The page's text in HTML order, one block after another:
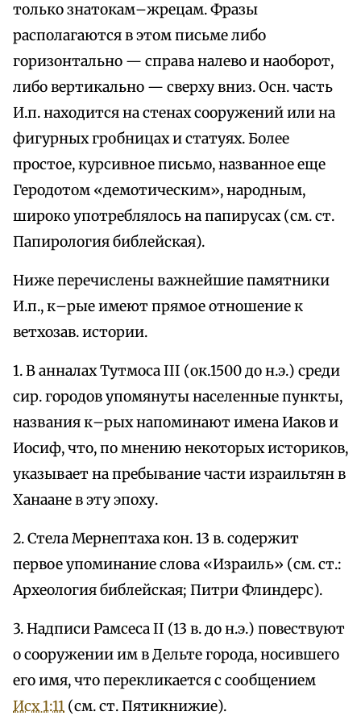
только знатокам–жрецам. Фразы
располагаются в этом письме либо
горизонтально — справа налево и наоборот,
либо вертикально — сверху вниз. Осн. часть
И.п. находится на стенах сооружений или на
фигурных гробницах и статуях. Более
простое, курсивное письмо, названное еще
Геродотом «демотическим», народным,
широко употреблялось на папирусах (см. ст.
Папирология библейская).
Ниже перечислены важнейшие памятники
И.п., к–рые имеют прямое отношение к
ветхозав. истории.
1. В анналах Тутмоса III (ок.1500 до н.э.) среди
сир. городов упомянуты населенные пункты,
названия к–рых напоминают имена Иаков и
Иосиф, что, по мнению некоторых историков,
указывает на пребывание части израильтян в
Ханаане в эту эпоху.
2. Стела Мернептаха кон. 13 в. содержит
первое упоминание слова «Израиль» (см. ст.:
Археология библейская; Питри Флиндерс).
3. Надписи Рамсеса II (13 в. до н.э.) повествуют
о сооружении им в Дельте города, носившего
его имя, что перекликается с сообщением
Исх 1:11 (см. ст. Пятикнижие).